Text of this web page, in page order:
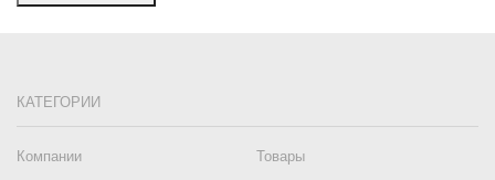
КАТЕГОРИИ
Компании
Товары